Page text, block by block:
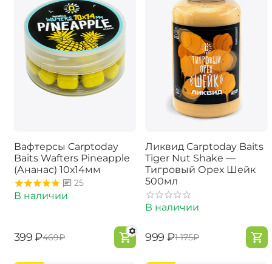
Вафтерсы Carptoday
Baits Wafters Pineapple
(Ананас) 10х14мм
25
В наличии
‍399‍ ₽‍469‍₽
Ликвид Carptoday Baits
Tiger Nut Shake —
Тигровый Орех Шейк
500мл
В наличии
‍999‍ ₽‍1 175‍₽